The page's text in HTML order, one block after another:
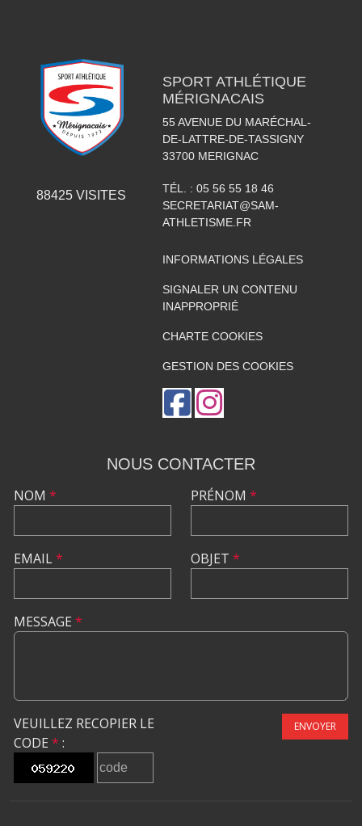
88425VISITES
SPORT ATHLÉTIQUE
MÉRIGNACAIS
55 AVENUE DU MARÉCHAL-
DE-LATTRE-DE-TASSIGNY
33700 MERIGNAC
TÉL. : 05 56 55 18 46
SECRETARIAT@SAM-
ATHLETISME.FR
INFORMATIONS LÉGALES
SIGNALER UN CONTENU
INAPPROPRIÉ
CHARTE COOKIES
GESTION DES COOKIES
NOUS CONTACTER
NOM *
EMAIL*
PRÉNOM *
OBJET *
MESSAGE *
VEUILLEZ RECOPIER LE
CODE * :
ENVOYER